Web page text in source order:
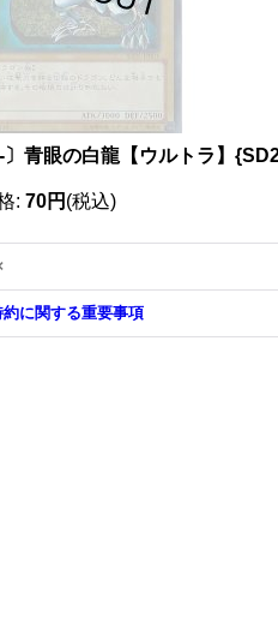
〕青眼の白龍【ウルトラ】
: 70円 (税込)
約に関する重要事項